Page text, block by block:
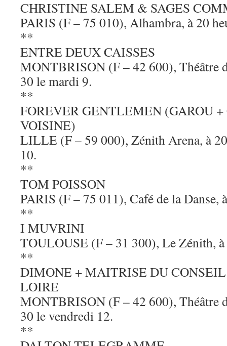
CHRISTINE SALEM & SAGES
PARIS (F – 75 010), Alhambra, à 20
**
ENTRE DEUX CAISSES
MONTBRISON (F – 42 600), Théâtre
30 le mardi 9.
**
FOREVER GENTLEMEN (GAROU
VOISINE)
LILLE (F – 59 000), Zénith Arena, à
10.
**
TOM POISSON
PARIS (F – 75 011), Café de la Danse,
**
I MUVRINI
TOULOUSE (F – 31 300), Le Zénith,
**
DIMONE + MAITRISE DU
LOIRE
MONTBRISON (F – 42 600), Théâtre
30 le vendredi 12.
**